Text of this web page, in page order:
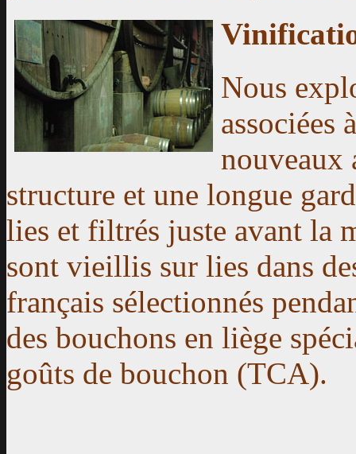
Nous
associées
nouveaux
structure et une longue
lies et filtrés juste avant la
sont vieillis sur lies dans
français sélectionnés
des bouchons en liège
goûts de bouchon (TCA).